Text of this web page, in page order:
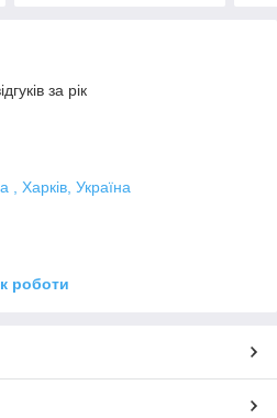
за рік
, Харків, Україна
роботи